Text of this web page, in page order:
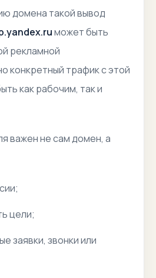
домена такой вывод
может быть
рекламной
конкретный трафик с этой
как рабочим, так и
важен не сам домен, а
цели;
заявки, звонки или